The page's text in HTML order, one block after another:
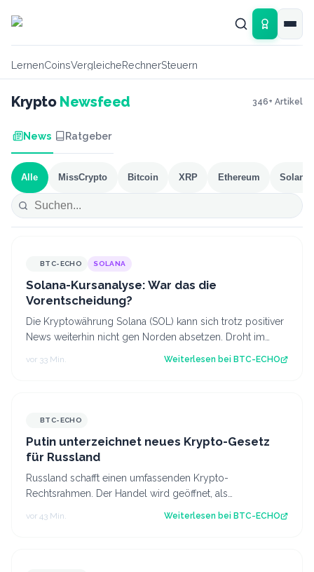
LernenCoinsVergleicheRechnerSteuern
Krypto Newsfeed 346+ Artikel
News Ratgeber
Alle MissCrypto Bitcoin XRP Ethereum Solana
BTC-ECHO SOLANA
Solana-Kursanalyse: War das die
Vorentscheidung?
Die Kryptowährung Solana (SOL) kann sich trotz positiver
News weiterhin nicht gen Norden absetzen. Droht im
vor 33 Min. Weiterlesen bei BTC-ECHO
BTC-ECHO
Putin unterzeichnet neues Krypto-Gesetz
für Russland
Russland schafft einen umfassenden Krypto-
Rechtsrahmen. Der Handel wird geöffnet, als
Zahlungsmittel bleiben Kryptowährungen jedoch
vor 43 Min. Weiterlesen bei BTC-ECHO